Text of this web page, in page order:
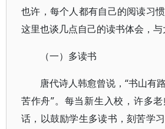
也许，每个人都有自己的阅读习
这里也谈几点自己的读书体会，与
（一）多读书
唐代诗人韩愈曾说，“书山有
苦作舟”。每当新生入校，许多
话，以鼓励学生多读书，刻苦学